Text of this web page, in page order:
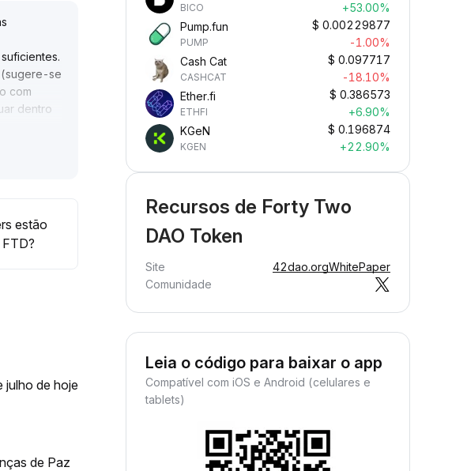
.
(sugere-se
com
dentro
de
estão
julho de hoje
de Paz
BICO
+53.00%
Pump.fun
PUMP
$ 0.00229877
-1.00%
Cash Cat
CASHCAT
$ 0.097717
-18.10%
Ether.fi
ETHFI
$ 0.386573
+6.90%
KGeN
KGEN
$ 0.196874
+22.90%
Recursos de Forty Two
DAO Token
Site 42dao.orgWhitePaper
Comunidade
Leia o código para baixar o app
Compatível com iOS e Android (celulares e
tablets)